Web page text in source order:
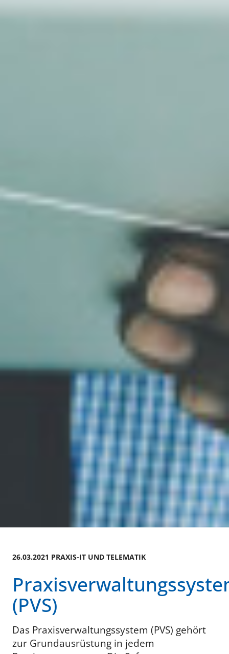
26.03.2021 PRAXIS-IT UND TELEMATIK
(PVS)
Das Praxisverwaltungssystem (PVS) gehört
zur Grundausrüstung in jedem